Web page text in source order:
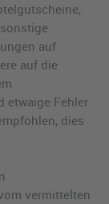
auf
auf die
etwaige Fehler
dies
vermittelten